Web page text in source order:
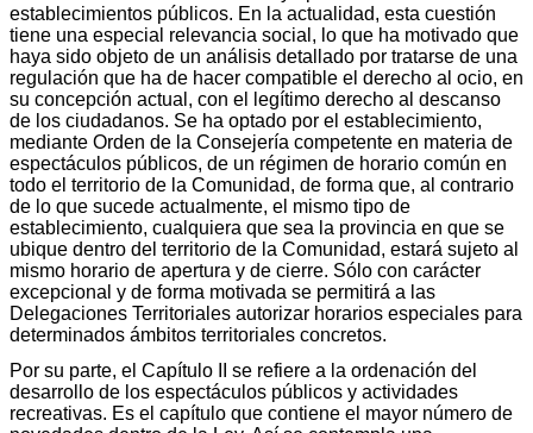
establecimientos públicos. En la actualidad, esta cuestión
tiene una especial relevancia social, lo que ha motivado que
haya sido objeto de un análisis detallado por tratarse de una
regulación que ha de hacer compatible el derecho al ocio, en
su concepción actual, con el legítimo derecho al descanso
de los ciudadanos. Se ha optado por el establecimiento,
mediante Orden de la Consejería competente en materia de
espectáculos públicos, de un régimen de horario común en
todo el territorio de la Comunidad, de forma que, al contrario
de lo que sucede actualmente, el mismo tipo de
establecimiento, cualquiera que sea la provincia en que se
ubique dentro del territorio de la Comunidad, estará sujeto al
mismo horario de apertura y de cierre. Sólo con carácter
excepcional y de forma motivada se permitirá a las
Delegaciones Territoriales autorizar horarios especiales para
determinados ámbitos territoriales concretos.
Por su parte, el Capítulo II se refiere a la ordenación del
desarrollo de los espectáculos públicos y actividades
recreativas. Es el capítulo que contiene el mayor número de